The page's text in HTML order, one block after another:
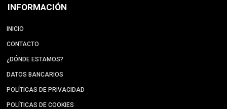
INFORMACIÓN
INICIO
CONTACTO
¿DÓNDE ESTAMOS?
DATOS BANCARIOS
POLÍTICAS DE PRIVACIDAD
POLÍTICAS DE COOKIES